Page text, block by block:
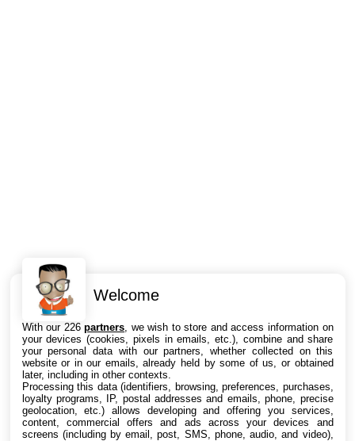
Intéressant ? Partagez !
Welcome
With our 226partners , we wish to store and access information on
your devices (cookies, pixels in emails, etc.), combine and share
your personal data with our partners, whether collected on this
website or in our emails, already held by some of us, or obtained
later, including in other contexts.
Processing this data (identifiers, browsing, preferences, purchases,
loyalty programs, IP, postal addresses and emails, phone, precise
geolocation, etc.) allows developing and offering you services,
content, commercial offers and ads across your devices and
screens (including by email, post, SMS, phone, audio, and video),